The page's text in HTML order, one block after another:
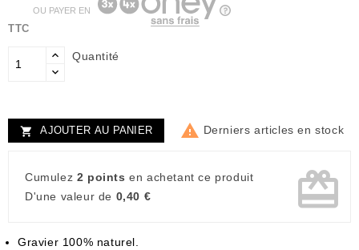
TTC
OU PAYER EN
Quantité
 AJOUTER AU PANIER  Derniers articles en stock
Cumulez 2 points en achetant ce produit
D'une valeur de 0,40 € card_giftcard
Gravier 100% naturel.